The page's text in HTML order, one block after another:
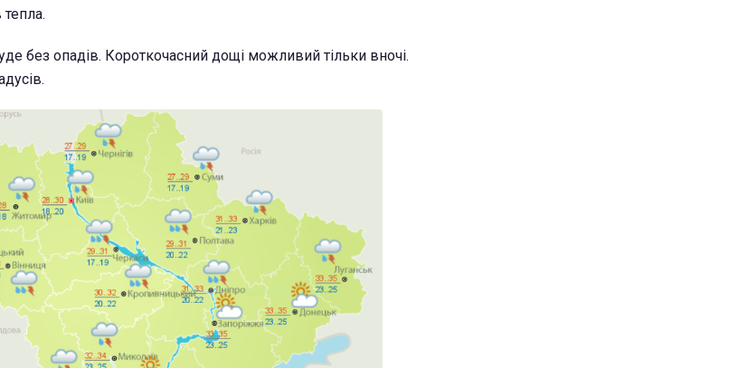
без опадів. Короткочасний дощі можливий тільки вночі.